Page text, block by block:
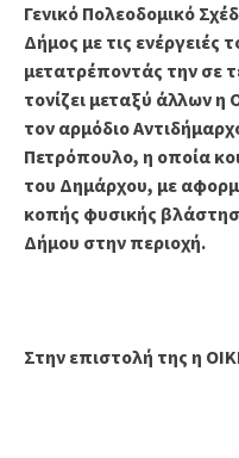
Γενικό Πολεοδομικό
Δήμος με τις ενέργειές
μετατρέποντάς την σε
τονίζει μεταξύ άλλων η
τον αρμόδιο
Πετρόπουλο, η οποία
του Δημάρχου, με
κοπής φυσικής
Δήμου στην περιοχή.
Στην επιστολή της η